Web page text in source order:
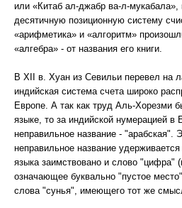
или «Китаб ал-джабр ва-л-мукабала»,
десятичную позиционную систему
«арифметика» и «алгоритм»
«алгебра» - от названия его книги.
В XII в. Хуан из Севильи перевел на
индийская система счета широко
Европе. А так как труд Аль-Хорезми
языке, то за индийской нумерацией в
неправильное название - "арабская".
неправильное название
языка заимствовано и слово "цифра"
означающее буквально "пустое
слова "сунья", имеющего тот же